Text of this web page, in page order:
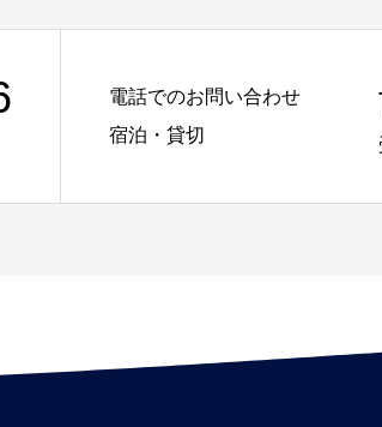
電話でのお問い合わせ
宿泊・貸切